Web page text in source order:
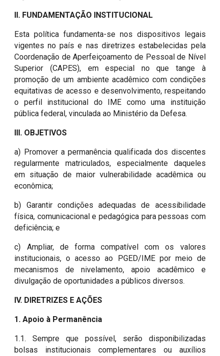
II. FUNDAMENTAÇÃO INSTITUCIONAL
Esta política fundamenta-se nos dispositivos legais
vigentes no país e nas diretrizes estabelecidas pela
Coordenação de Aperfeiçoamento de Pessoal de Nível
Superior (CAPES), em especial no que tange à
promoção de um ambiente acadêmico com condições
equitativas de acesso e desenvolvimento, respeitando
o perfil institucional do IME como uma instituição
pública federal, vinculada ao Ministério da Defesa.
III. OBJETIVOS
a) Promover a permanência qualificada dos discentes
regularmente matriculados, especialmente daqueles
em situação de maior vulnerabilidade acadêmica ou
econômica;
b) Garantir condições adequadas de acessibilidade
física, comunicacional e pedagógica para pessoas com
deficiência; e
c) Ampliar, de forma compatível com os valores
institucionais, o acesso ao PGED/IME por meio de
mecanismos de nivelamento, apoio acadêmico e
divulgação de oportunidades a públicos diversos.
IV. DIRETRIZES E AÇÕES
1. Apoio à Permanência
1.1. Sempre que possível, serão disponibilizadas
bolsas institucionais complementares ou auxílios